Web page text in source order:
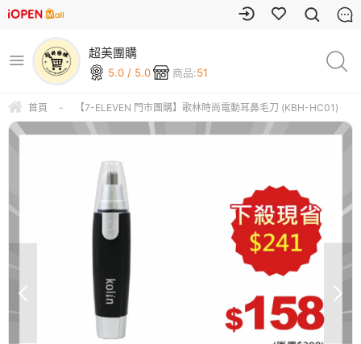
超美團購
5.0 / 5.0 商品:51
首頁 - 【7-ELEVEN 門市團購】歌林時尚電動耳鼻毛刀 (KBH-HC01)